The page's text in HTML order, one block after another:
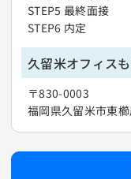
STEP5 最終面接
STEP6 内定
久留米オフィス
〒830-0003
福岡県久留米市東